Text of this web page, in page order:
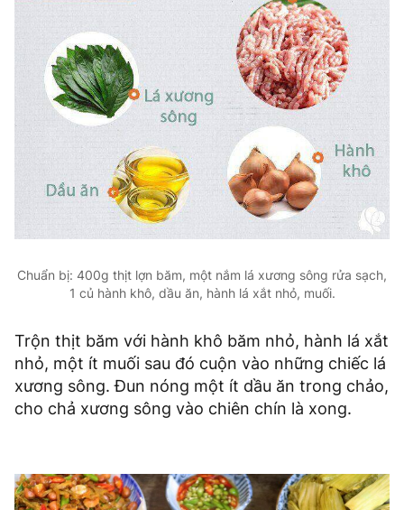
Chuẩn bị: 400g thịt lợn băm, một nắm lá xương sông rửa sạch,
1 củ hành khô, dầu ăn, hành lá xắt nhỏ, muối.
Trộn thịt băm với hành khô băm nhỏ, hành lá xắt
nhỏ, một ít muối sau đó cuộn vào những chiếc lá
xương sông. Đun nóng một ít dầu ăn trong chảo,
cho chả xương sông vào chiên chín là xong.